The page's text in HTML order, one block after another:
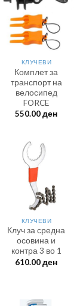
КЛУЧЕВИ
Комплет за
транспорт на
велосипед
FORCE
550.00ден
КЛУЧЕВИ
Клуч за средна
осовина и
контра 3 во 1
610.00ден